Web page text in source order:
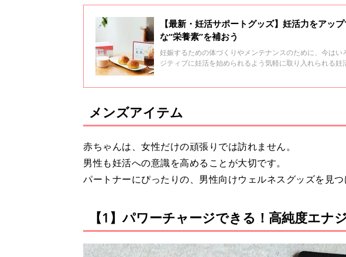
【最新・妊活サポートグッズ】妊活力をアッ
な“栄養素”を補おう
妊娠するための体づくりやメンテナンスのために、今は
ジティブに妊活を始められるよう気軽に取り入れられる
メンズアイテム
赤ちゃんは、女性だけの頑張りでは訪れません。
男性も妊活への意識を高めることが大切です。
パートナーにぴったりの、男性向けウェルネスグッズを見つ
【1】パワーチャージできる！高純度エナ